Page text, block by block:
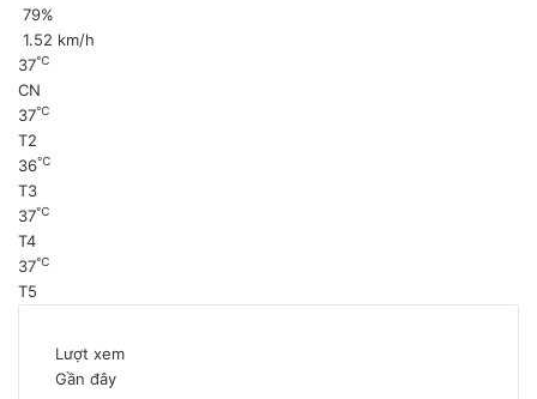
79%
1.52 km/h
37℃
CN
37℃
T2
36℃
T3
37℃
T4
37℃
T5
Lượt xem
Gần đây